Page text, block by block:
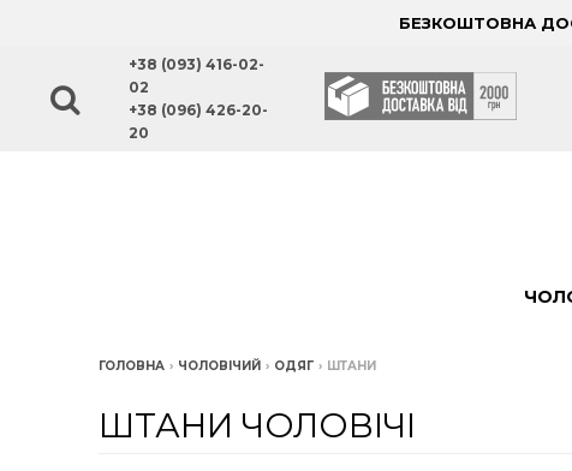
БЕЗКОШТОВНА
+38 (093) 416-02-
02
+38 (096) 426-20-
20
ГОЛОВНА › ЧОЛОВІЧИЙ › ОДЯГ › ШТАНИ
ШТАНИ ЧОЛОВІЧІ